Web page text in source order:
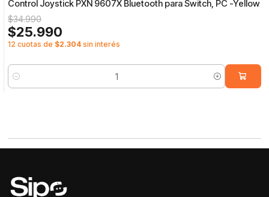
Control Joystick PXN 9607X Bluetooth para Switch, PC -Yellow
$34.990
$25.990
12 cuotas de $2.304 sin interés
Cantidad